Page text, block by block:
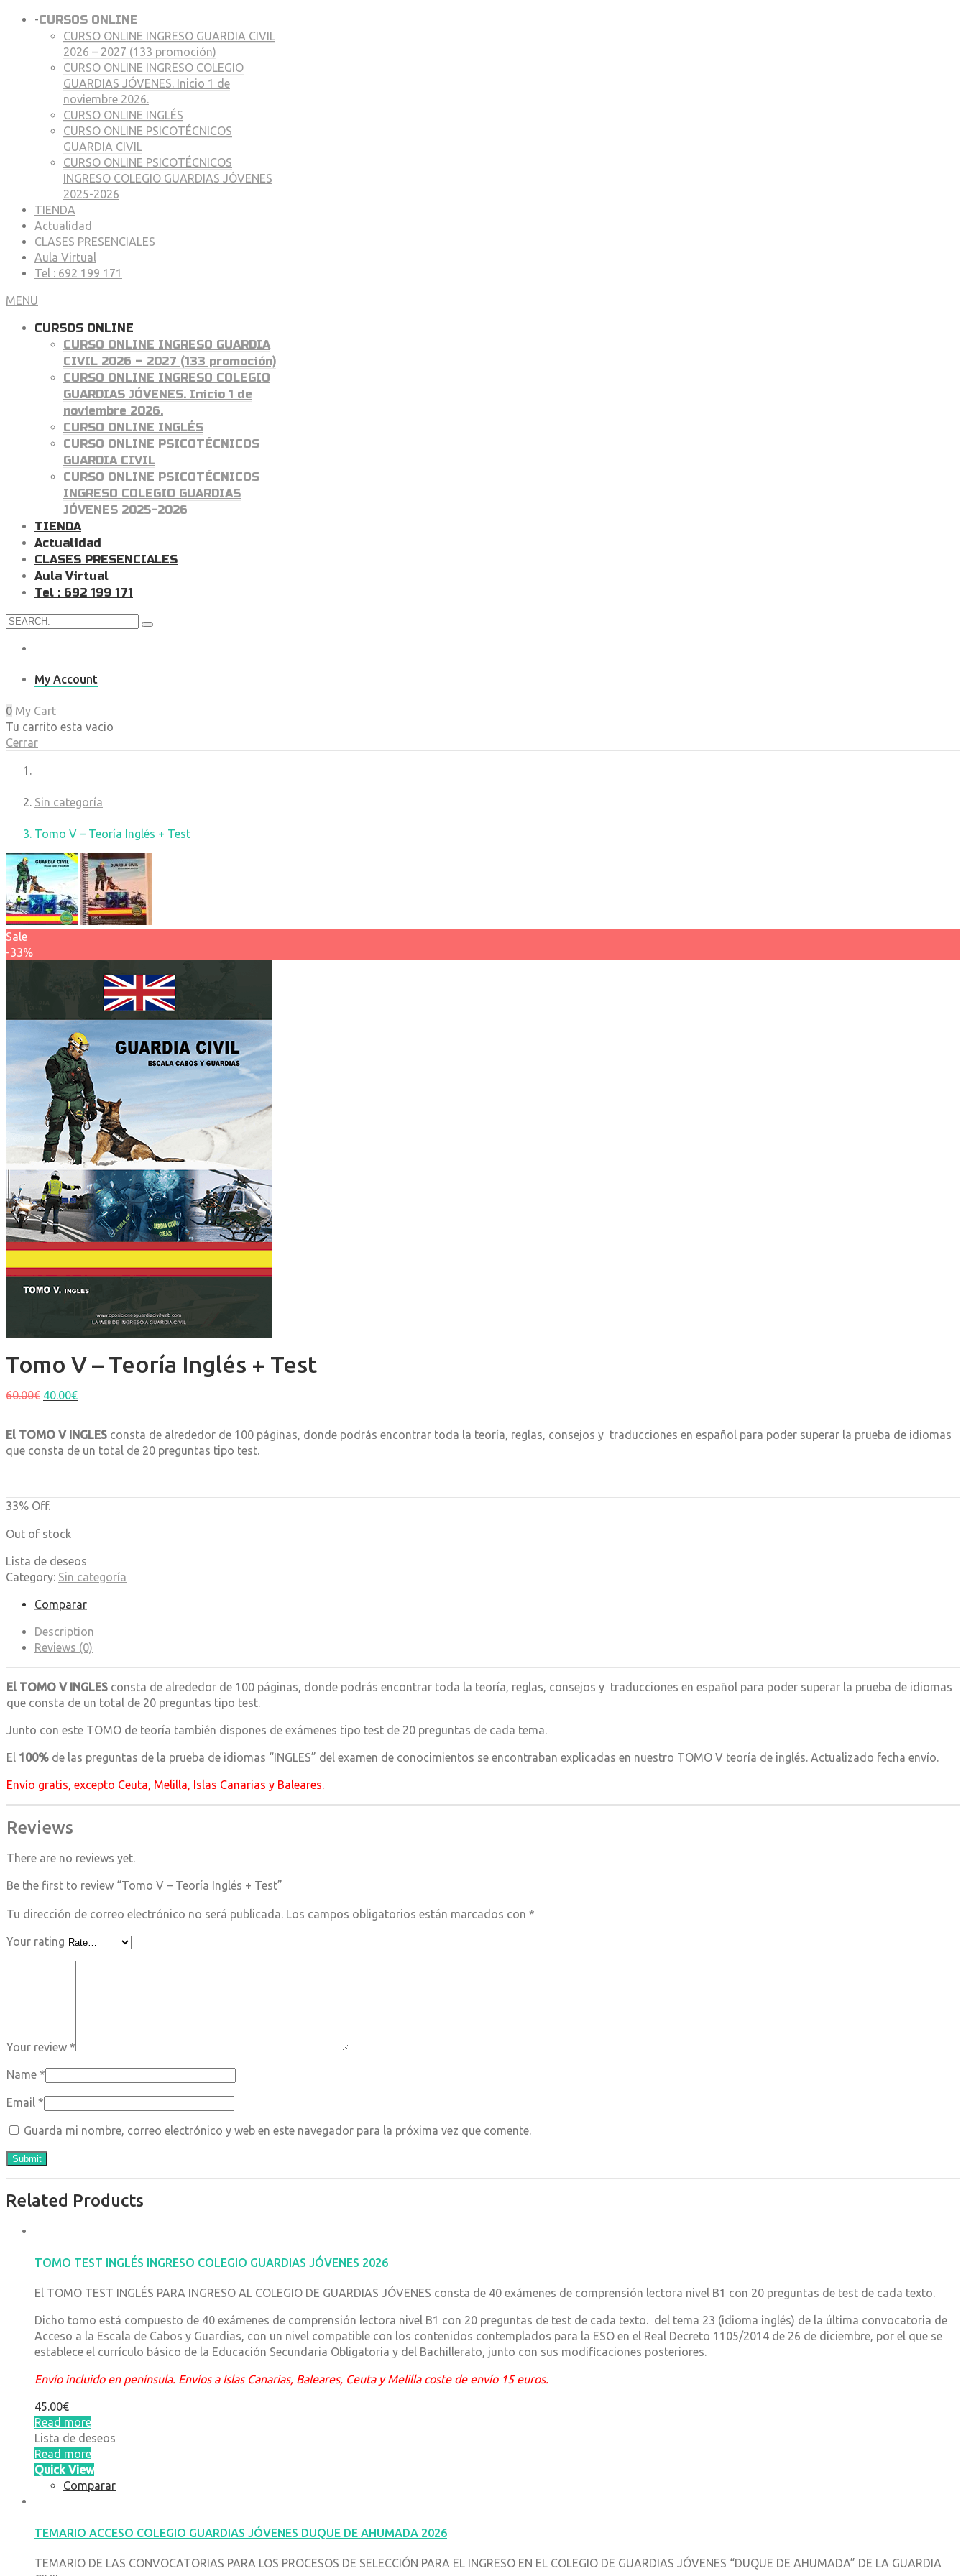
-CURSOS ONLINE
CURSO ONLINE INGRESO GUARDIA CIVIL
2026 – 2027 (133 promoción)
CURSO ONLINE INGRESO COLEGIO
GUARDIAS JÓVENES. Inicio 1 de
noviembre 2026.
CURSO ONLINE INGLÉS
CURSO ONLINE PSICOTÉCNICOS
GUARDIA CIVIL
CURSO ONLINE PSICOTÉCNICOS
INGRESO COLEGIO GUARDIAS JÓVENES
2025-2026
TIENDA
Actualidad
CLASES PRESENCIALES
Aula Virtual
Tel : 692 199 171
MENU
CURSOS ONLINE
CURSO ONLINE INGRESO GUARDIA
CIVIL 2026 – 2027 (133 promoción)
CURSO ONLINE INGRESO COLEGIO
GUARDIAS JÓVENES. Inicio 1 de
noviembre 2026.
CURSO ONLINE INGLÉS
CURSO ONLINE PSICOTÉCNICOS
GUARDIA CIVIL
CURSO ONLINE PSICOTÉCNICOS
INGRESO COLEGIO GUARDIAS
JÓVENES 2025-2026
TIENDA
Actualidad
CLASES PRESENCIALES
Aula Virtual
Tel : 692 199 171
My Account
0 My Cart
Tu carrito esta vacio
Cerrar
Sin categoría
Tomo V – Teoría Inglés + Test
Sale
-33%
Tomo V – Teoría Inglés + Test
60.00€ 40.00€
El TOMO V INGLES consta de alrededor de 100 páginas, donde podrás encontrar toda la teoría, reglas, consejos y traducciones en español para poder superar la prueba de idiomas
que consta de un total de 20 preguntas tipo test.
33% Off.
Out of stock
Lista de deseos
Category: Sin categoría
Comparar
Description
Reviews (0)
El TOMO V INGLES consta de alrededor de 100 páginas, donde podrás encontrar toda la teoría, reglas, consejos y traducciones en español para poder superar la prueba de idiomas
que consta de un total de 20 preguntas tipo test.
Junto con este TOMO de teoría también dispones de exámenes tipo test de 20 preguntas de cada tema.
El 100% de las preguntas de la prueba de idiomas “INGLES” del examen de conocimientos se encontraban explicadas en nuestro TOMO V teoría de inglés. Actualizado fecha envío.
Envío gratis, excepto Ceuta, Melilla, Islas Canarias y Baleares.
Reviews
There are no reviews yet.
Be the first to review “Tomo V – Teoría Inglés + Test”
Tu dirección de correo electrónico no será publicada. Los campos obligatorios están marcados con *
Your rating
Your review *
Name *
Email *
Guarda mi nombre, correo electrónico y web en este navegador para la próxima vez que comente.
Related Products
TOMO TEST INGLÉS INGRESO COLEGIO GUARDIAS JÓVENES 2026
El TOMO TEST INGLÉS PARA INGRESO AL COLEGIO DE GUARDIAS JÓVENES consta de 40 exámenes de comprensión lectora nivel B1 con 20 preguntas de test de cada texto.
Dicho tomo está compuesto de 40 exámenes de comprensión lectora nivel B1 con 20 preguntas de test de cada texto. del tema 23 (idioma inglés) de la última convocatoria de
Acceso a la Escala de Cabos y Guardias, con un nivel compatible con los contenidos contemplados para la ESO en el Real Decreto 1105/2014 de 26 de diciembre, por el que se
establece el currículo básico de la Educación Secundaria Obligatoria y del Bachillerato, junto con sus modificaciones posteriores.
Envío incluido en península. Envíos a Islas Canarias, Baleares, Ceuta y Melilla coste de envío 15 euros.
45.00€
Read more
Lista de deseos
Read more
Quick View
Comparar
TEMARIO ACCESO COLEGIO GUARDIAS JÓVENES DUQUE DE AHUMADA 2026
TEMARIO DE LAS CONVOCATORIAS PARA LOS PROCESOS DE SELECCIÓN PARA EL INGRESO EN EL COLEGIO DE GUARDIAS JÓVENES “DUQUE DE AHUMADA” DE LA GUARDIA